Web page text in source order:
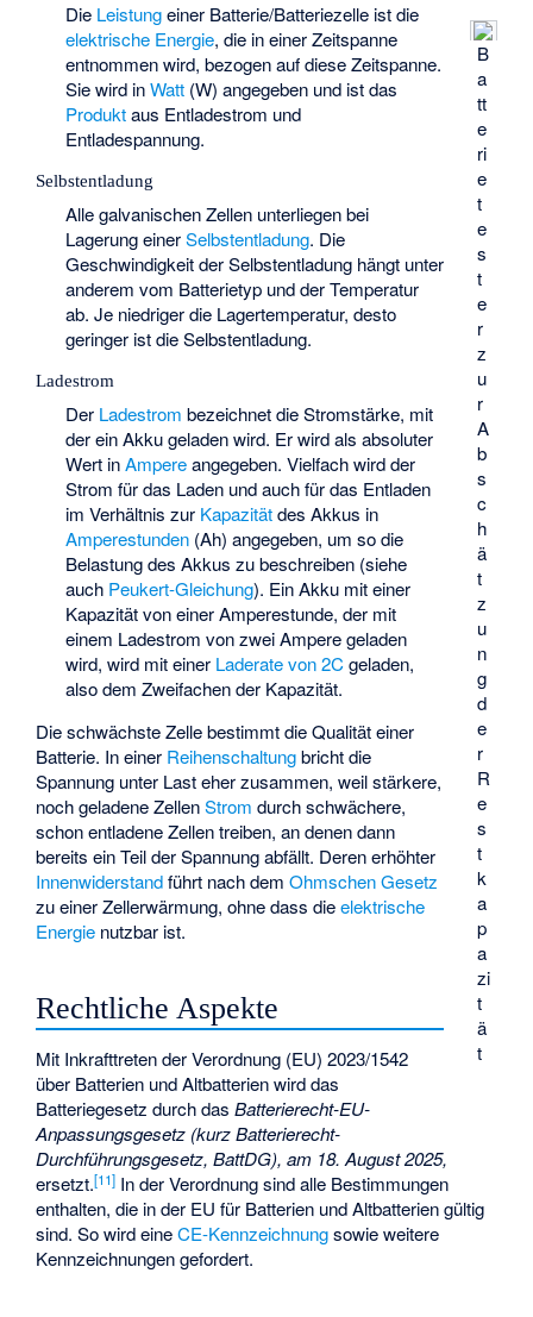
B
a
tt
e
ri
e
t
e
s
t
e
r
z
u
r
A
b
s
c
h
ä
t
z
u
n
g
d
e
r
R
e
s
t
k
a
p
a
zi
t
ä
t
Die Leistungeiner Batterie/Batteriezelle ist die
elektrische Energie, die in einer Zeitspanne
entnommen wird, bezogen auf diese Zeitspanne.
Sie wird inWatt(W) angegeben und ist das
Produktaus Entladestrom und
Entladespannung.
Selbstentladung
Alle galvanischen Zellen unterliegen bei
Lagerung einerSelbstentladung. Die
Geschwindigkeit der Selbstentladung hängt unter
anderem vom Batterietyp und der Temperatur
ab. Je niedriger die Lagertemperatur, desto
geringer ist die Selbstentladung.
Ladestrom
Der Ladestrom bezeichnet die Stromstärke, mit
der ein Akku geladen wird. Er wird als absoluter
Wert inAmpereangegeben. Vielfach wird der
Strom für das Laden und auch für das Entladen
im Verhältnis zur Kapazitätdes Akkus in
Amperestunden(Ah) angegeben, um so die
Belastung des Akkus zu beschreiben (siehe
auch Peukert-Gleichung). Ein Akku mit einer
Kapazität von einer Amperestunde, der mit
einem Ladestrom von zwei Ampere geladen
wird, wird mit einer Laderate von 2Cgeladen,
also dem Zweifachen der Kapazität.
Die schwächste Zelle bestimmt die Qualität einer
Batterie. In einer Reihenschaltungbricht die
Spannung unter Last eher zusammen, weil stärkere,
noch geladene ZellenStrom durch schwächere,
schon entladene Zellen treiben, an denen dann
bereits ein Teil der Spannung abfällt. Deren erhöhter
Innenwiderstandführt nach demOhmschen Gesetz
zu einer Zellerwärmung, ohne dass dieelektrische
Energie nutzbar ist.
Rechtliche Aspekte
Mit Inkrafttreten derVerordnung (EU) 2023/1542
über Batterien und Altbatterienwird das
Batteriegesetz durch dasBatterierecht-EU-
Anpassungsgesetz (kurz Batterierecht-
Durchführungsgesetz, BattDG), am 18. August 2025,
ersetzt.[11] In der Verordnung sind alle Bestimmungen
enthalten, die in der EU für Batterien und Altbatterien gültig
sind. So wird eineCE-Kennzeichnungsowie weitere
Kennzeichnungen gefordert.